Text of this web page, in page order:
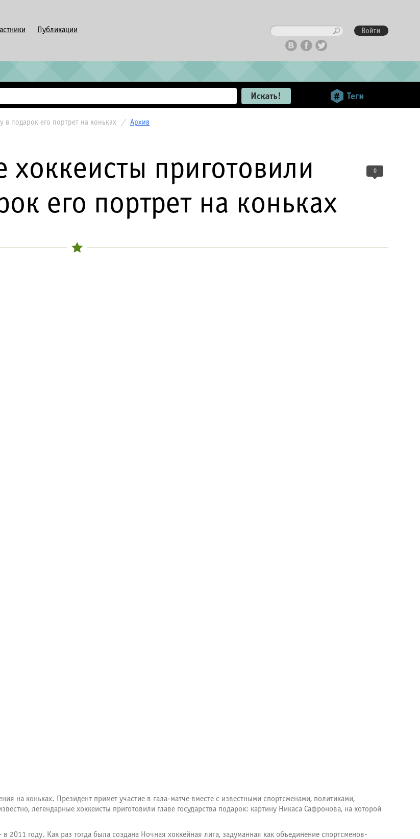
Публикации
в подарок его портрет на коньках / Архив
хоккеисты приготовили
его портрет на коньках
0
на коньках. Президент примет участие в гала-матче вместе с известными спортсменами, политиками,
легендарные хоккеисты приготовили главе государства подарок: картину Никаса Сафронова, на которой
году. Как раз тогда была создана Ночная хоккейная лига, задуманная как объединение спортсменов-